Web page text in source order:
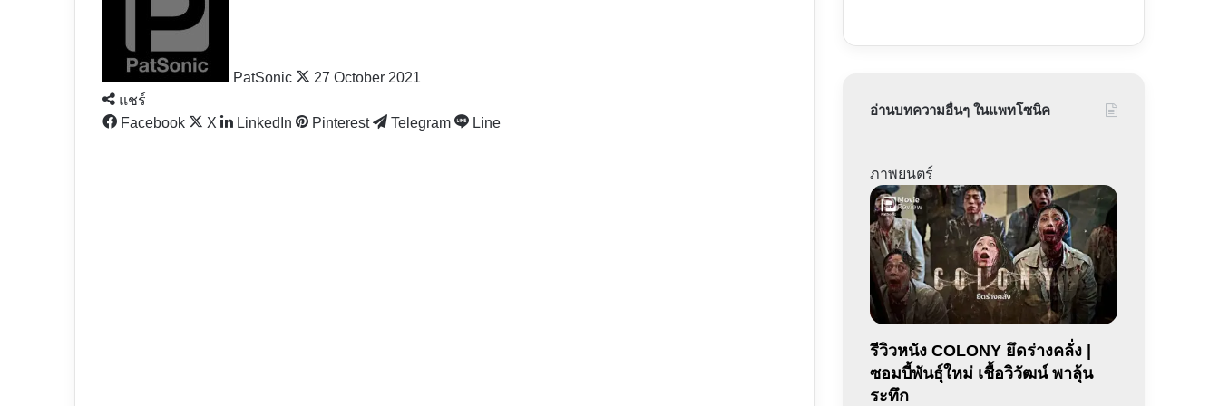
PatSonic
27 October 2021
แชร์
Facebook
X LinkedIn Pinterest Telegram Line
อ่านบทความอื่นๆ ในแพทโซนิค
ภาพยนตร์
รีวิวหนัง COLONY ยึดร่างคลั่ง |
ซอมบี้พันธุ์ใหม่ เชื้อวิวัฒน์ พาลุ้น
ระทึก